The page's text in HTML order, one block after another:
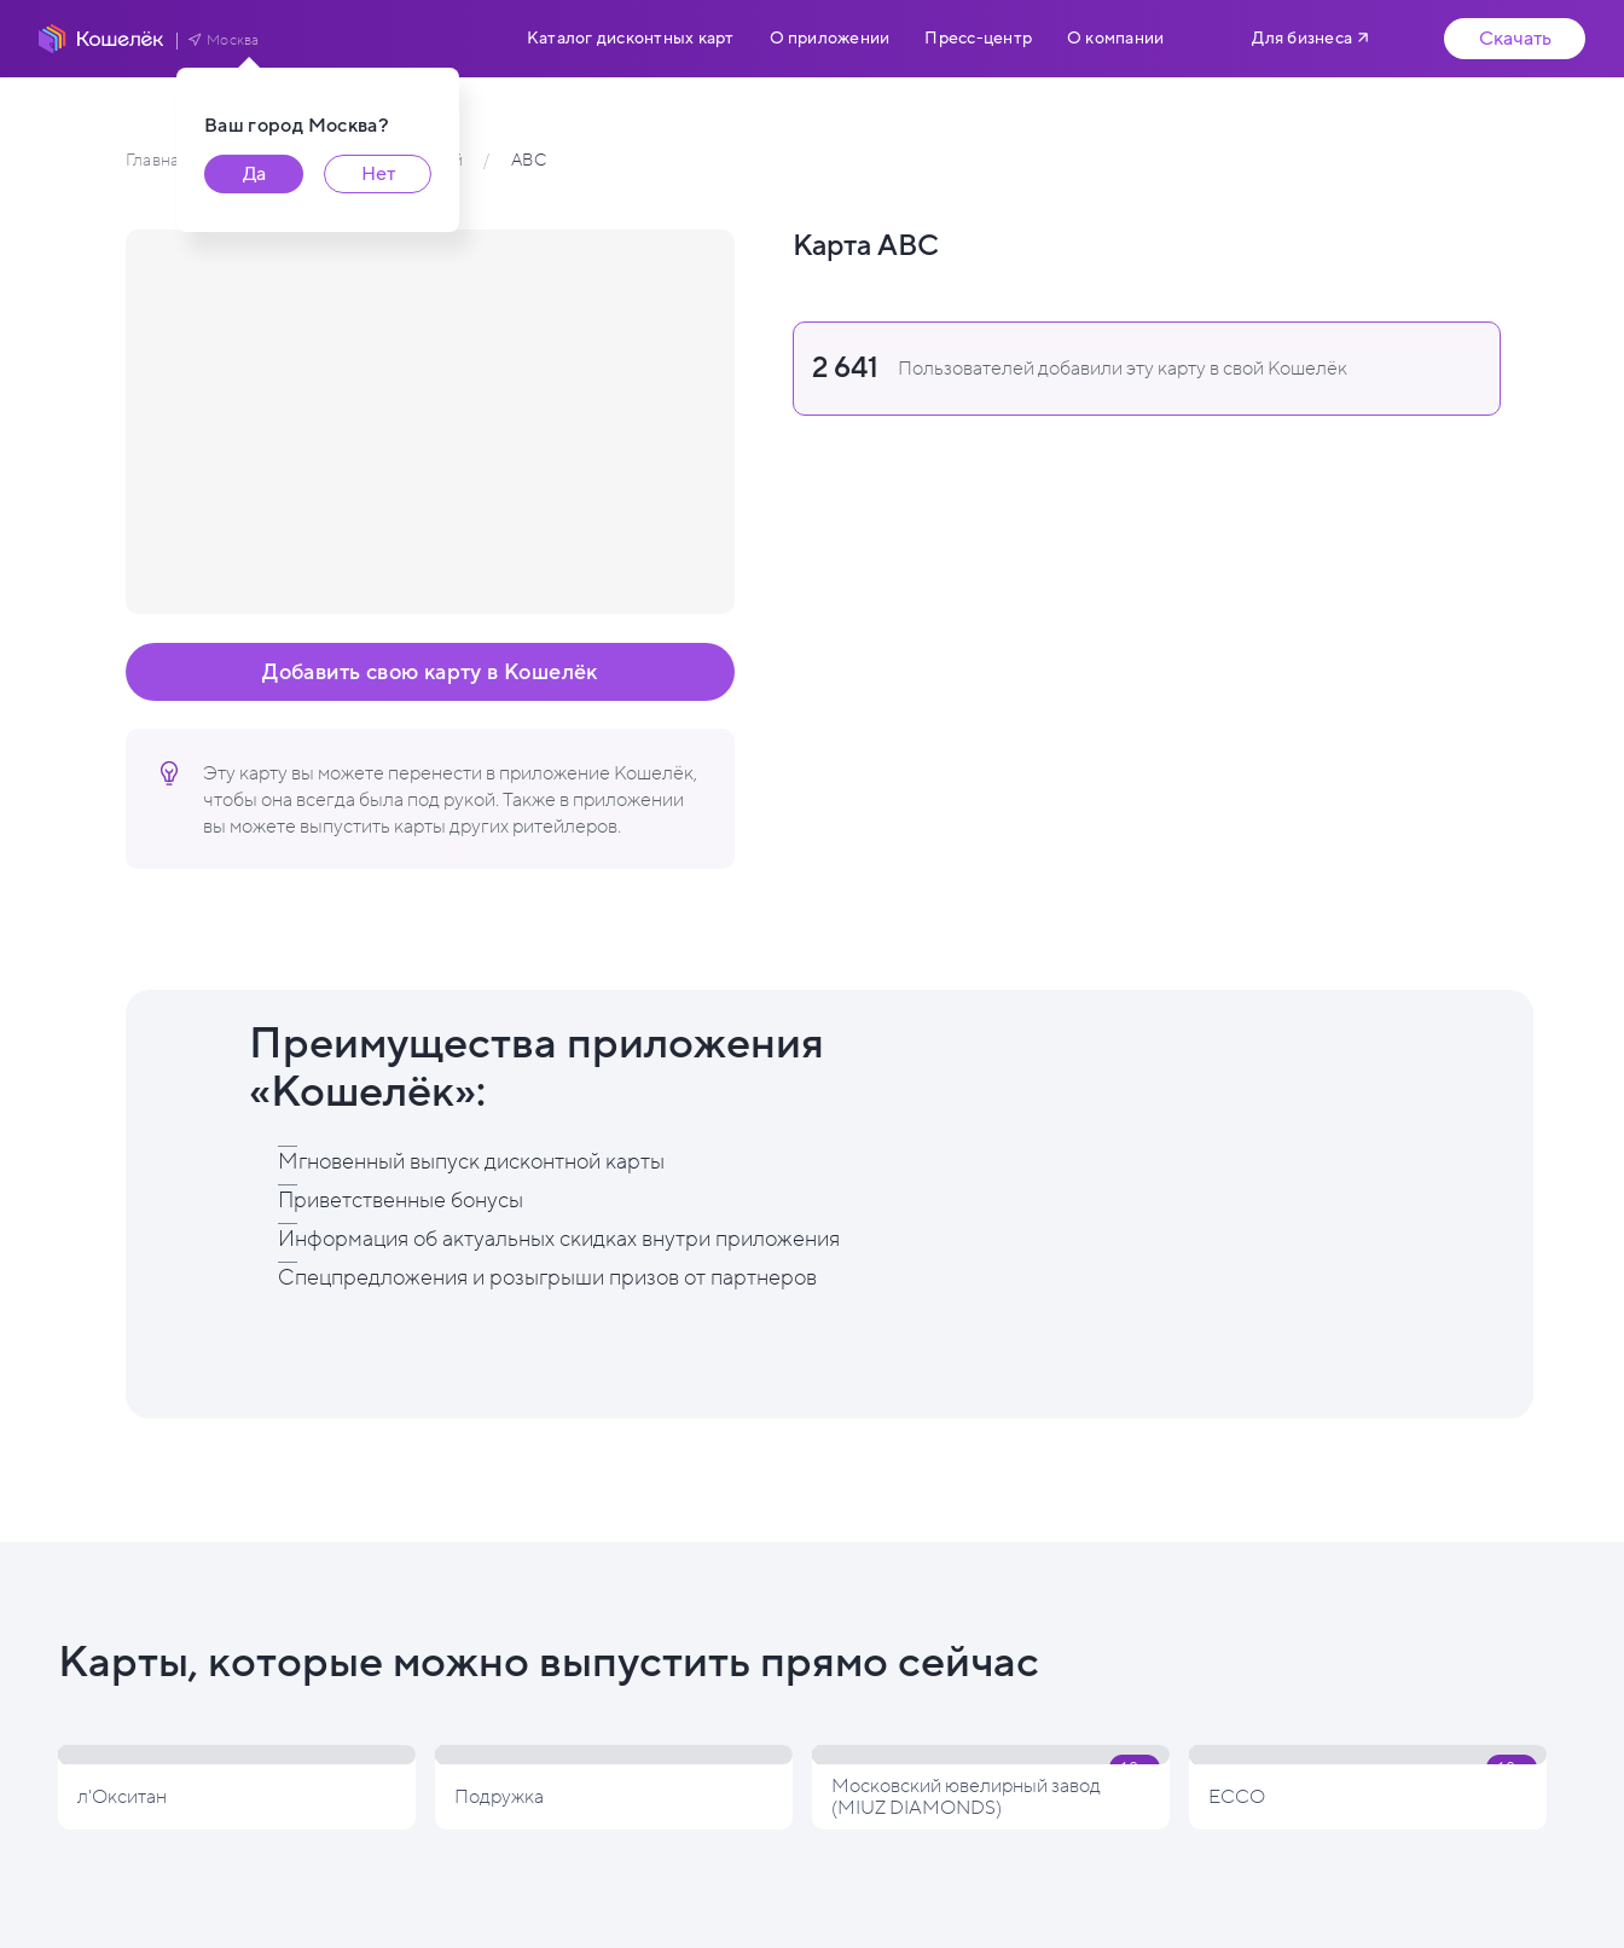
Ваш город Москва?
Да
Нет
Москва Каталог дисконтных карт О приложении Пресс-центр О компании Для бизнеса Скачать
Главная / Каталог карт пользователей / ABC
Эту карту вы можете перенести в приложение Кошелёк,
чтобы она всегда была под рукой. Также в приложении
вы можете выпустить карты других ритейлеров.
Добавить свою карту в Кошелёк
Карта ABC
2 641 Пользователей добавили эту карту в свой Кошелёк
Преимущества приложения
«Кошелёк»:
Мгновенный выпуск дисконтной карты
Приветственные бонусы
Информация об актуальных скидках внутри приложения
Спецпредложения и розыгрыши призов от партнеров
Карты, которые можно выпустить прямо сейчас
л'Окситан Подружка
Московский ювелирный завод
(MIUZ DIAMONDS)
ECCO